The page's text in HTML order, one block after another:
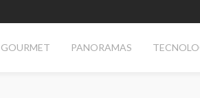
GOURMET PANORAMAS